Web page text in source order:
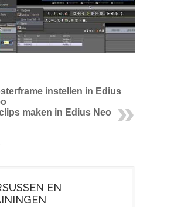
instellen in Edius
maken in Edius Neo
EN